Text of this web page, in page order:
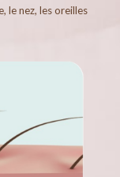
le nez, les oreilles